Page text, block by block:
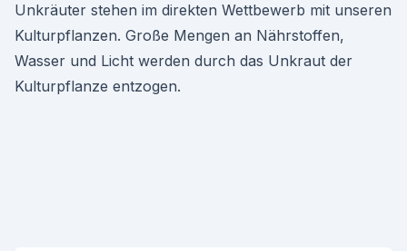
Unkräuter stehen im direkten Wettbewerb mit unseren
Kulturpflanzen. Große Mengen an Nährstoffen,
Wasser und Licht werden durch das Unkraut der
Kulturpflanze entzogen.